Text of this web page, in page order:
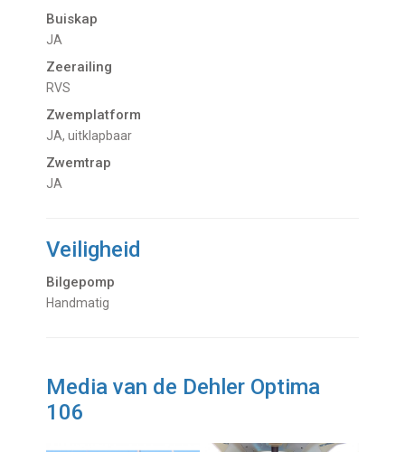
Buiskap
JA
Zeerailing
RVS
Zwemplatform
JA, uitklapbaar
Zwemtrap
JA
Veiligheid
Bilgepomp
Handmatig
Media van de Dehler Optima
106